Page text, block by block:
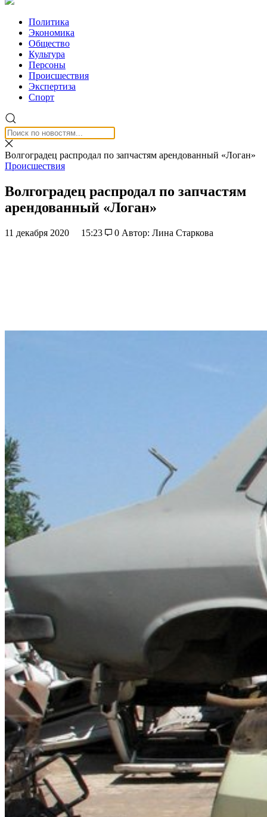
Политика
Экономика
Общество
Культура
Персоны
Происшествия
Экспертиза
Спорт
Волгоградец распродал по запчастям арендованный «Логан»
Происшествия
Волгоградец распродал по запчастям
арендованный «Логан»
11 декабря 2020 15:23 0 Автор: Лина Старкова